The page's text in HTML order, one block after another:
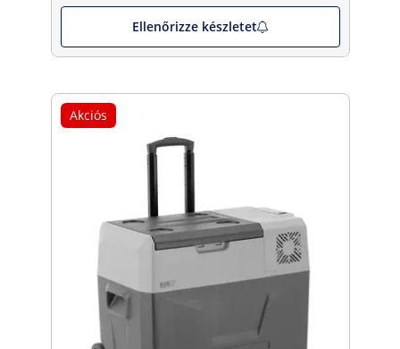
Ellenőrizze készletet
Akciós